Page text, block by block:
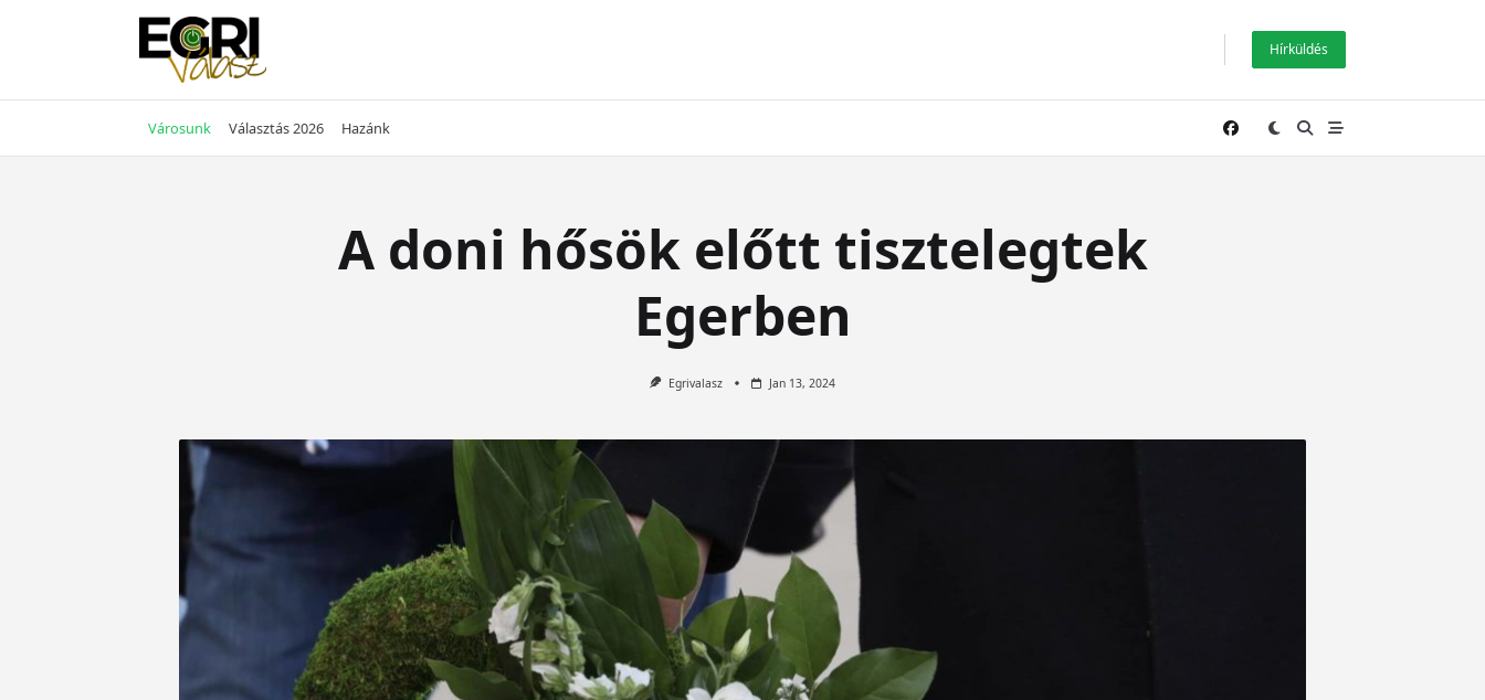
Hírküldés
Városunk Választás 2026 Hazánk
A doni hősök előtt tisztelegtek
Egerben
Egrivalasz Jan 13, 2024